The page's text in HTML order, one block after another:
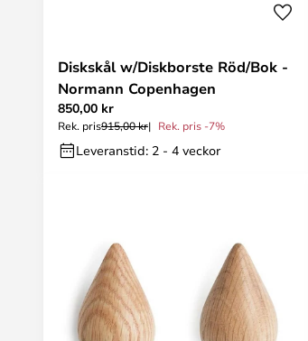
Diskskål w/Diskborste Röd/Bok -
Normann Copenhagen
850,00 kr
Rek. pris915,00 kr Rek. pris -7%
Leveranstid: 2 - 4 veckor